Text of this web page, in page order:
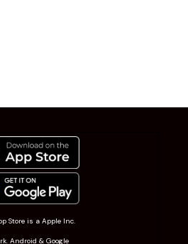
Store is a Apple Inc.
Android & Google